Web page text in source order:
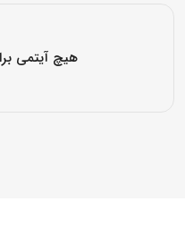
هیچ آیتمی